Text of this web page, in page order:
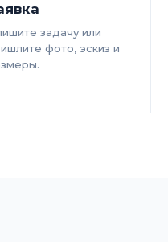
задачу или
фото, эскиз и